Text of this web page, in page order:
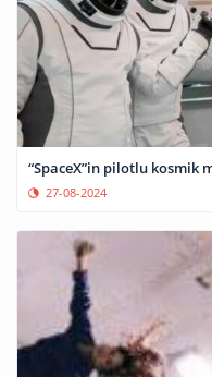
“SpaceX”in pilotlu kosmik
27-08-2024